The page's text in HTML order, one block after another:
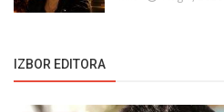
IZBOR EDITORA